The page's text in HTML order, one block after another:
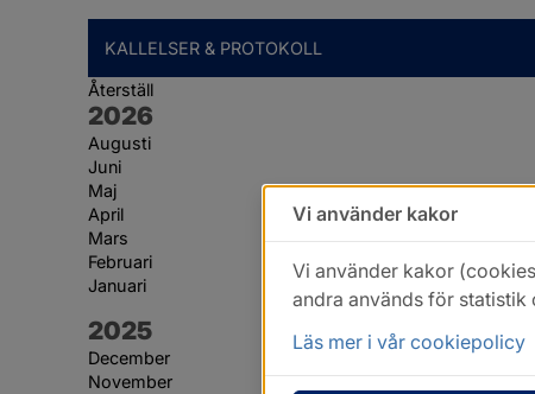
KALLELSER & PROTOKOLL
Återställ
År:
2026
Augusti
Juni
Maj
April
Mars
Februari
Januari
År:
2025
December
November
Vi använder kakor
Vi använder kakor
andra används för
Läs mer i vår cookiepolicy